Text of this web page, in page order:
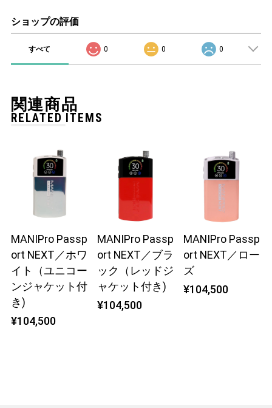
ショップの評価
すべて 0 0 0
関連商品
RELATED ITEMS
MANIPro Passp
ort NEXT／ホワ
イト（ユニコー
ンジャケット付
き)
¥104,500
MANIPro Passp
ort NEXT／ブラ
ック（レッドジ
ャケット付き)
¥104,500
MANIPro Passp
ort NEXT／ロー
ズ
¥104,500